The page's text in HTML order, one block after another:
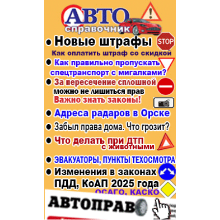
Афиша
Строительство и ремонт
Авто и мото
Рестораны, кафе, бары
Спорт Фитнес
Недвижимость
Красота Косметология
Телекоммуникации и связь
Торговля
Бизнес и финансы
Юристы, Экспертиза, Страхование
Ремонт
Социальные организации
Это интересно
Администрация
Популярное →
Строительство и ремонт